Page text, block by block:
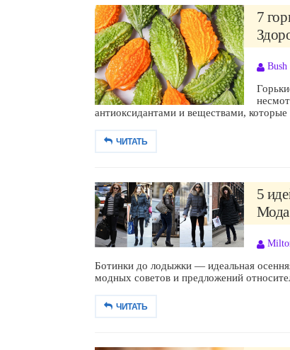
7
Bush
антиоксидантами и веществами, которые
ЧИТАТЬ
5
Ботинки до лодыжки — идеальная
модных советов и предложений
ЧИТАТЬ